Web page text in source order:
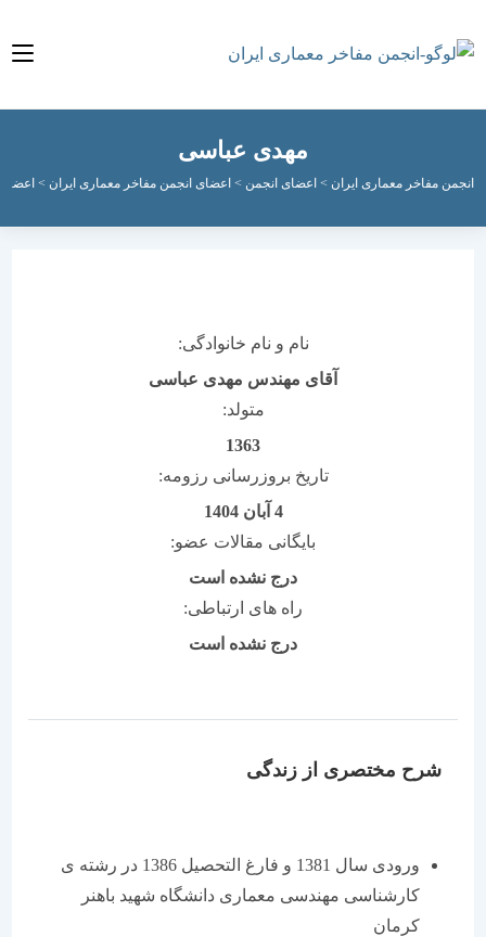
مهدی عباسی
مفاخر معماری ایران > اعضای انجمن>اعضای انجمن مفاخر معماری ایران > اعضای فعال
نام و نام خانوادگی:
آقای مهندس مهدی عباسی
تاریخ بروزرسانی رزومه:
بایگانی مقالات عضو:
درج نشده است
راه های ارتباطی:
درج نشده است
شرح مختصری از زندگی
ورودی سال 1381 و فارغ التحصیل 1386 در رشته ی
کارشناسی مهندسی معماری دانشگاه شهید باهنر
کرمان